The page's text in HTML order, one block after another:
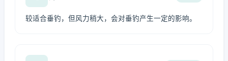
较适合垂钓，但风力稍大，会对垂钓产生一定的影响。